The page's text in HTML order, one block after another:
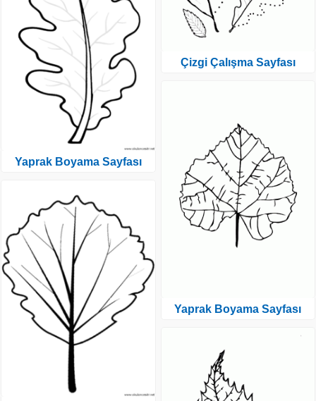
Yaprak Boyama Sayfası
Çizgi Çalışma Sayfası
Yaprak Boyama Sayfası